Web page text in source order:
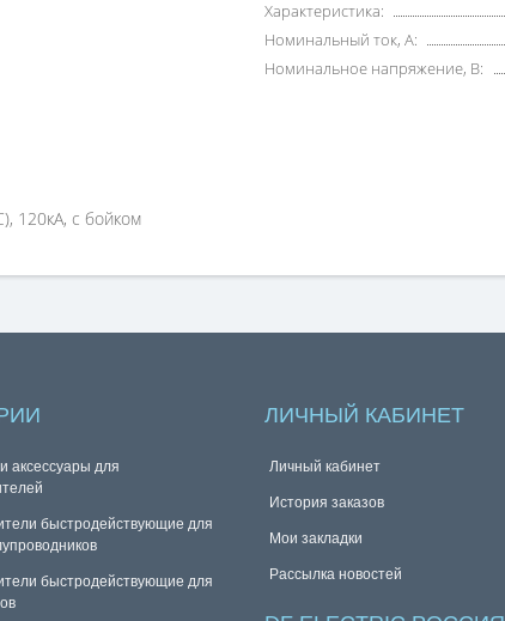
Характеристика:
Номинальный ток, А:
Номинальное напряжение, В:
120кА, с бойком
аксессуары для
быстродействующие для
быстродействующие для
ЛИЧНЫЙ КАБИНЕТ
Личный кабинет
История заказов
Мои закладки
Рассылка новостей